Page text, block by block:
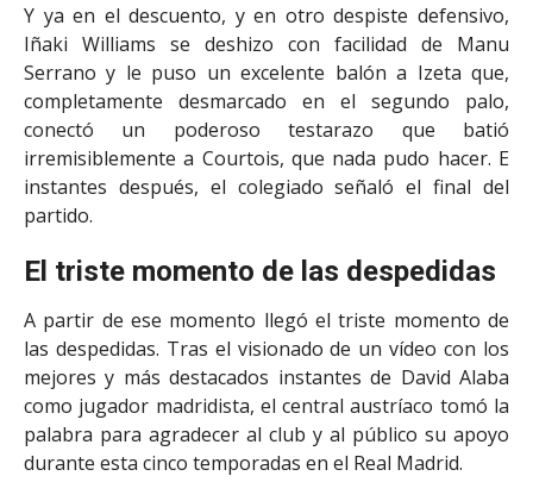
Y ya en el descuento, y en otro despiste defensivo,
Iñaki Williams se deshizo con facilidad de Manu
Serrano y le puso un excelente balón a Izeta que,
completamente desmarcado en el segundo palo,
conectó un poderoso testarazo que batió
irremisiblemente a Courtois, que nada pudo hacer. E
instantes después, el colegiado señaló el final del
partido.
El triste momento de las despedidas
A partir de ese momento llegó el triste momento de
las despedidas. Tras el visionado de un vídeo con los
mejores y más destacados instantes de David Alaba
como jugador madridista, el central austríaco tomó la
palabra para agradecer al club y al público su apoyo
durante esta cinco temporadas en el Real Madrid.